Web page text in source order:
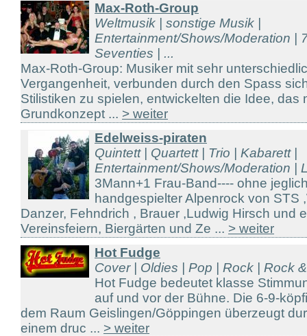
Max-Roth-Group
Weltmusik | sonstige Musik |
Entertainment/Shows/Moderation |
Seventies | ...
Max-Roth-Group: Musiker mit sehr
Vergangenheit, verbunden durch den Spass
Stilistiken zu spielen, entwickelten die Idee, das
Grundkonzept ... > weiter
Edelweiss-piraten
Quintett | Quartett | Trio | Kabarett |
Entertainment/Shows/Moderation |
3Mann+1 Frau-Band---- ohne
handgespielter Alpenrock von STS
Danzer, Fehndrich , Brauer ,Ludwig Hirsch und
Vereinsfeiern, Biergärten und Ze ... > weiter
Hot Fudge
Cover | Oldies | Pop | Rock | Rock
Hot Fudge bedeutet klasse
auf und vor der Bühne. Die 6-9-
dem Raum Geislingen/Göppingen überzeugt
einem druc ... > weiter